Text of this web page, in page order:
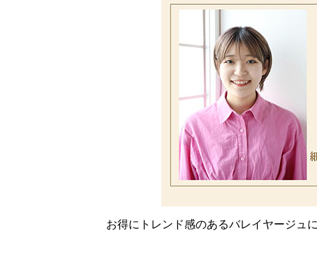
お得にトレンド感のあるバレイヤージュ